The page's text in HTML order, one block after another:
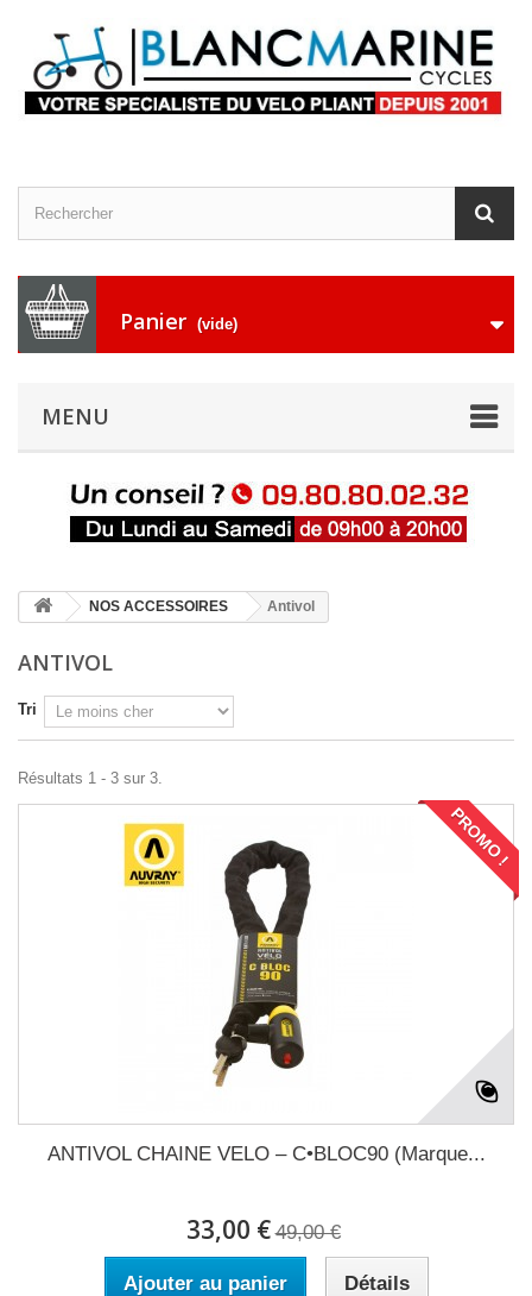
Panier (vide)
MENU
NOS ACCESSOIRES Antivol
ANTIVOL
Tri
Résultats 1 - 3 sur 3.
PROMO !
ANTIVOL CHAINE VELO – C•BLOC90 (Marque...
33,00 € 49,00 €
Ajouter au panier Détails